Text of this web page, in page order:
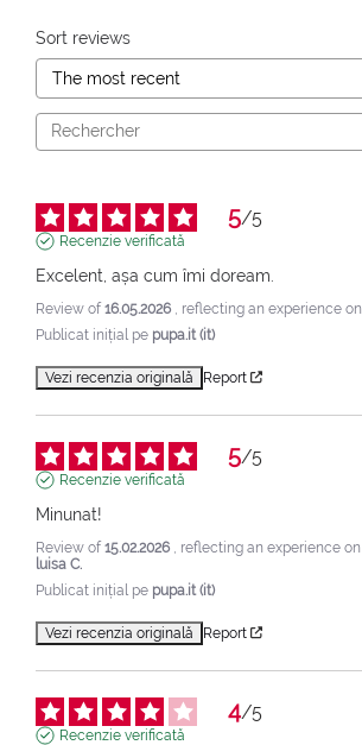
Sort reviews
5/5
Recenzie verificată
Excelent, așa cum îmi doream.
Review of16.05.2026 , reflecting an experience on
Publicat inițial pe pupa.it (it)
Vezi recenzia originală Report
5/5
Recenzie verificată
Minunat!
Review of15.02.2026 , reflecting an experience on
luisa C.
Publicat inițial pe pupa.it (it)
Vezi recenzia originală Report
4/5
Recenzie verificată